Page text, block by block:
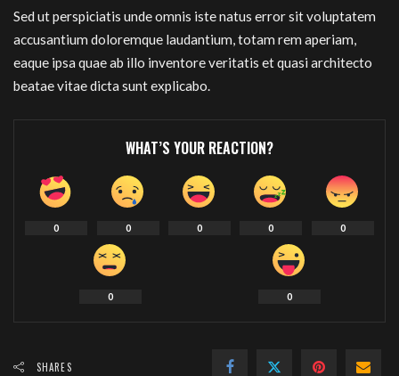
Sed ut perspiciatis unde omnis iste natus error sit voluptatem
accusantium doloremque laudantium, totam rem aperiam,
eaque ipsa quae ab illo inventore veritatis et quasi architecto
beatae vitae dicta sunt explicabo.
WHAT’S YOUR REACTION?
0 0 0 0 0
0 0
SHARES